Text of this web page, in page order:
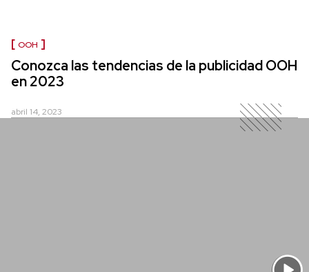
OOH
Conozca las tendencias de la publicidad OOH
en 2023
abril 14, 2023